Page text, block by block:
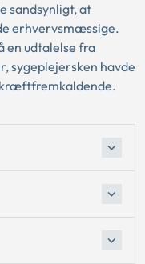
sandsynligt, at
erhvervsmæssige.
en udtalelse fra
sygeplejersken havde